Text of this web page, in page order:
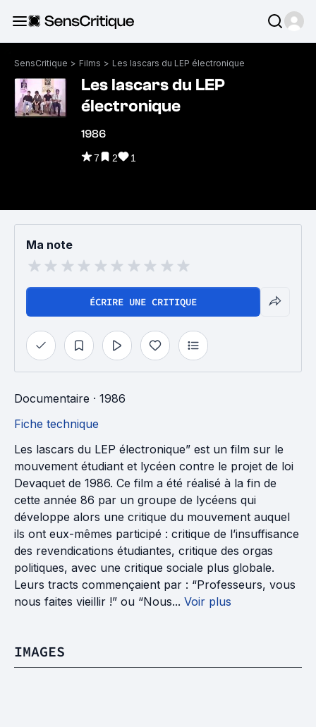
SensCritique > Films > Les lascars du LEP électronique
Les lascars du LEP
électronique
1986
7 2 1
Ma note
ÉCRIRE UNE CRITIQUE
Documentaire · 1986
Fiche technique
Les lascars du LEP électronique” est un film sur le
mouvement étudiant et lycéen contre le projet de loi
Devaquet de 1986. Ce film a été réalisé à la fin de
cette année 86 par un groupe de lycéens qui
développe alors une critique du mouvement auquel
ils ont eux-mêmes participé : critique de l’insuffisance
des revendications étudiantes, critique des orgas
politiques, avec une critique sociale plus globale.
Leurs tracts commençaient par : “Professeurs, vous
nous faites vieillir !” ou “Nous... Voir plus
IMAGES